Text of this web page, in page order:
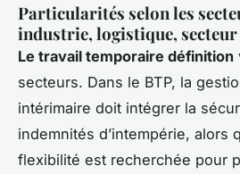
Particularités selon les
industrie, logistique,
Le travail temporaire définition
secteurs. Dans le BTP, la
intérimaire doit intégrer la
indemnités d’intempérie, alors
flexibilité est recherchée pour